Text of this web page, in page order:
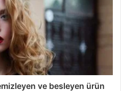
ve besleyen ürün